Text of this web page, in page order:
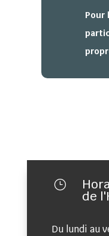
Pour
}
de
Du lundi au